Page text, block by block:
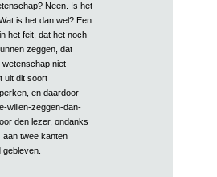
Neen. Is het
is het dan wel? Een
het feit, dat het noch
zeggen, dat
niet
uit dit soort
en daardoor
willen-zeggen-dan-
den lezer, ondanks
aan twee kanten